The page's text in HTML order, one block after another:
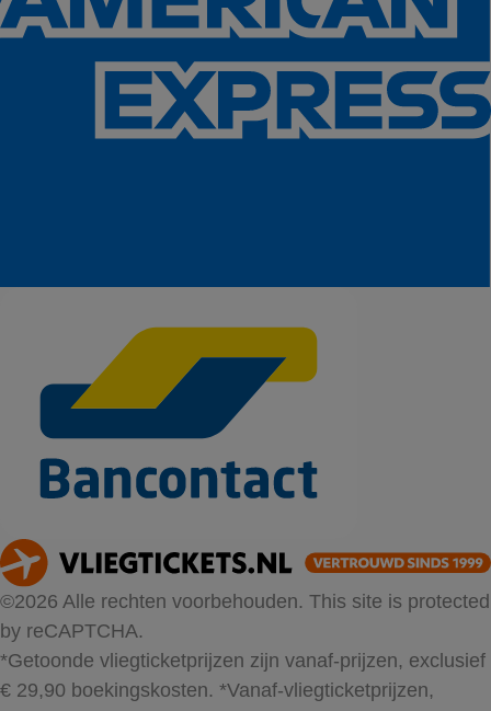
©2026 Alle rechten voorbehouden. This site is protected
by reCAPTCHA.
*Getoonde vliegticketprijzen zijn vanaf-prijzen, exclusief
€ 29,90 boekingskosten. *Vanaf-vliegticketprijzen,